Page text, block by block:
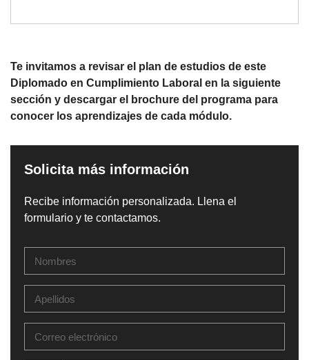
Te invitamos a revisar el plan de estudios de este
Diplomado en Cumplimiento Laboral en la siguiente
sección y descargar el brochure del programa para
conocer los aprendizajes de cada módulo.
Solicita más información
Recibe información personalizada. Llena el
formulario y te contactamos.